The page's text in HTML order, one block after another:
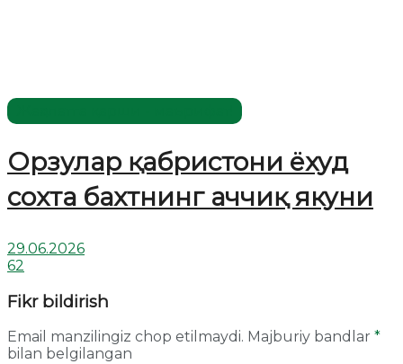
Орзулар қабристони ёхуд
сохта бахтнинг аччиқ якуни
29.06.2026
62
Fikr bildirish
Email manzilingiz chop etilmaydi. Majburiy bandlar *
bilan belgilangan